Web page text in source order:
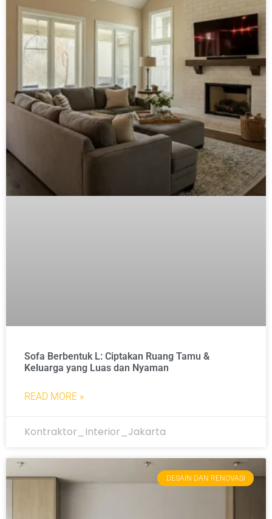
Sofa Berbentuk L: Ciptakan Ruang Tamu &
Keluarga yang Luas dan Nyaman
READ MORE »
Kontraktor_Interior_Jakarta
DESAIN DAN RENOVASI